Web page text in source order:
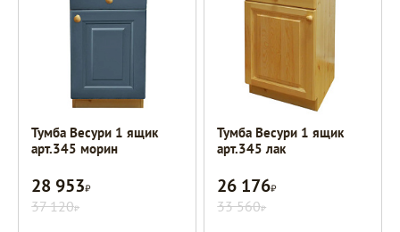
Тумба Весури 1 ящик
арт.345 морин
28 953Р
37 120Р
Тумба Весури 1 ящик
арт.345 лак
26 176Р
33 560Р